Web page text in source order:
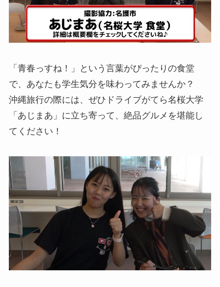
「青春っすね！」という言葉がぴったりの食堂
で、あなたも学生気分を味わってみませんか？
沖縄旅行の際には、ぜひドライブがてら名桜大学
「あじまあ」に立ち寄って、絶品グルメを堪能し
てください！